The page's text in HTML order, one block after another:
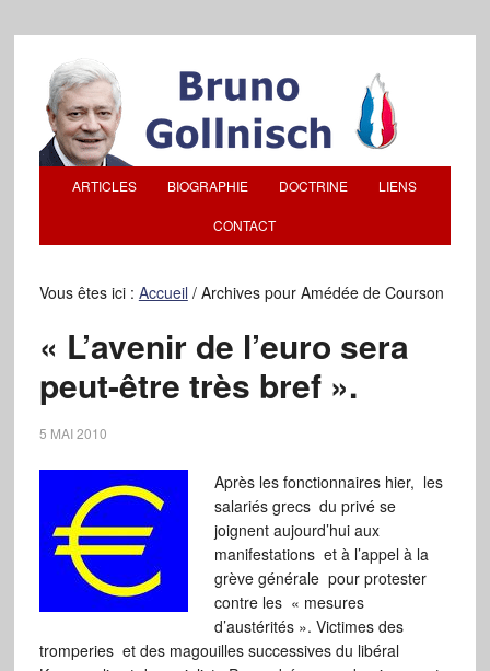
ARTICLES BIOGRAPHIE DOCTRINE LIENS
CONTACT
Vous êtes ici : Accueil /Archives pour Amédée de Courson
« L’avenir de l’euro sera
peut-être très bref ».
5 MAI 2010
Après les fonctionnaires hier, les
salariés grecs du privé se
joignent aujourd’hui aux
manifestations et à l’appel à la
grève générale pour protester
contre les « mesures
d’austérités ». Victimes des
tromperies et des magouilles successives du libéral